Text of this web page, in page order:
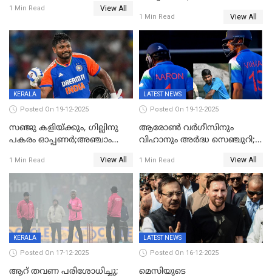
1 Min Read View All
പ്രഖ്യാപിച്ച് ബി.സി.സി.ഐ
1 Min Read View All
KERALA
Posted On 19-12-2025
സഞ്ജു കളിയ്ക്കും, ഗില്ലിനു
പകരം ഓപ്പണർ;അഞ്ചാം
മാറ്റം
1 Min Read View All
LATEST NEWS
Posted On 19-12-2025
ആരോൺ വർഗീസിനും
വിഹാനും അർദ്ധ സെഞ്ചുറി;
ഇന്ത്യ ഫൈനലിൽ
1 Min Read View All
KERALA
Posted On 17-12-2025
ആറ് തവണ പരിശോധിച്ചു;
LATEST NEWS
Posted On 16-12-2025
മെസിയുടെ